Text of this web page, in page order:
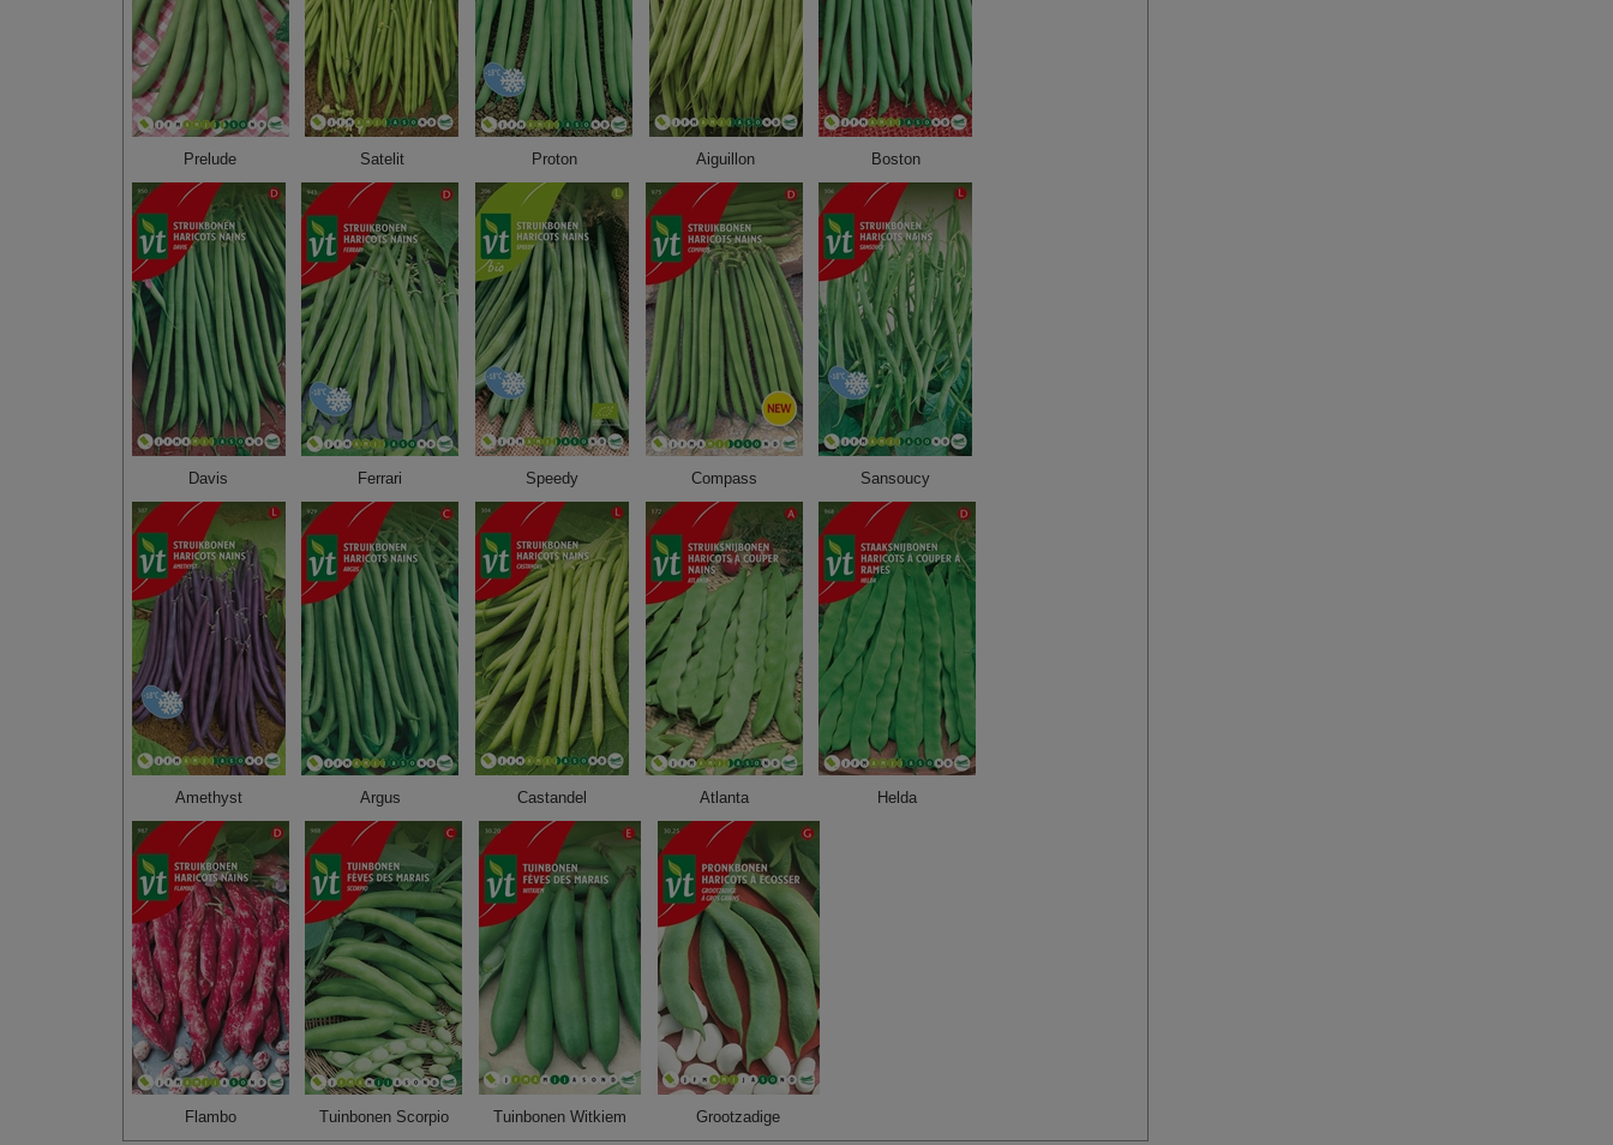
Prelude Satelit Proton Aiguillon Boston
Davis Ferrari Speedy Compass Sansoucy
Amethyst Argus Castandel Atlanta Helda
Flambo Tuinbonen Scorpio Tuinbonen Witkiem Grootzadige